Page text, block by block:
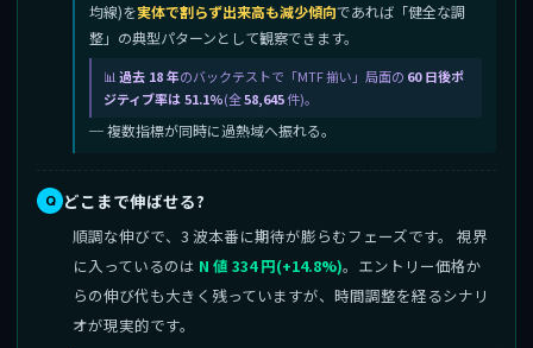
均線)を実体で割らず出来高も減少傾向であれば「健全な調
整」の典型パターンとして観察できます。
過去 18 年のバックテストで「MTF 揃い」局面の 60 日後ポ
ジティブ率は 51.1%(全58,645件)。
─ 複数指標が同時に過熱域へ振れる。
どこまで伸ばせる?
順調な伸びで、3 波本番に期待が膨らむフェーズです。 視界
に入っているのは N 値 334 円(+14.8%)。エントリー価格か
らの伸び代も大きく残っていますが、時間調整を経るシナリ
オが現実的です。